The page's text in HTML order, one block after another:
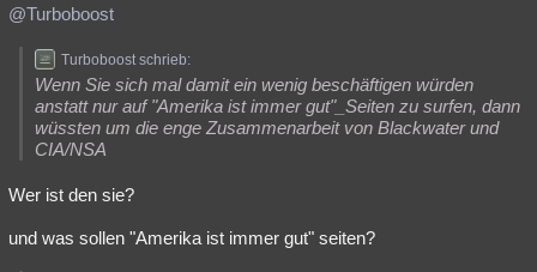
Spiritualität
Natur Umfragen
weitere Rubriken
Philosophie Träume Orte Esoterik Literatur
@Turboboost
Turboboost schrieb:
Wenn Sie sich mal damit ein wenig beschäftigen würden
anstatt nur auf "Amerika ist immer gut"_Seiten zu surfen, dann
wüssten um die enge Zusammenarbeit von Blackwater und
CIA/NSA
Wer ist den sie?
und was sollen "Amerika ist immer gut" seiten?